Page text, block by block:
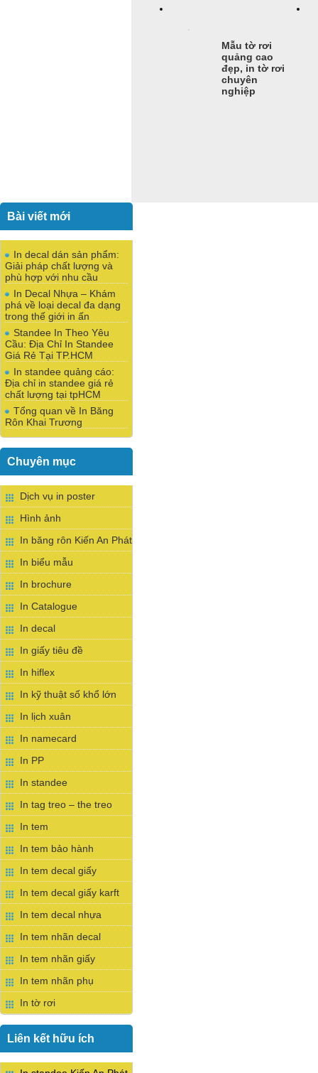
Mẫu tờ rơi
quảng cao
đẹp, in tờ rơi
chuyên
nghiệp
Bài viết mới
In decal dán sản phẩm:
Giải pháp chất lượng và
phù hợp với nhu cầu
In Decal Nhựa – Khám
phá về loại decal đa dạng
trong thế giới in ấn
Standee In Theo Yêu
Cầu: Địa Chỉ In Standee
Giá Rẻ Tại TP.HCM
In standee quảng cáo:
Địa chỉ in standee giá rẻ
chất lượng tại tpHCM
Tổng quan về In Băng
Rôn Khai Trương
Chuyên mục
Dịch vụ in poster
Hình ảnh
In băng rôn Kiến An Phát
In biểu mẫu
In brochure
In Catalogue
In decal
In giấy tiêu đề
In hiflex
In kỹ thuật số khổ lớn
In lịch xuân
In namecard
In PP
In standee
In tag treo – the treo
In tem
In tem bảo hành
In tem decal giấy
In tem decal giấy karft
In tem decal nhựa
In tem nhãn decal
In tem nhãn giấy
In tem nhãn phụ
In tờ rơi
Liên kết hữu ích